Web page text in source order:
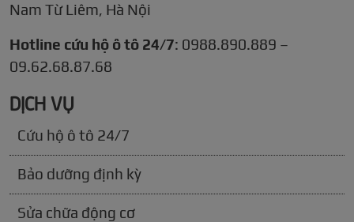
Nam Từ Liêm, Hà Nội
Hotline cứu hộ ô tô 24/7: 0988.890.889 –
09.62.68.87.68
DỊCH VỤ
Cứu hộ ô tô 24/7
Bảo dưỡng định kỳ
Sửa chữa động cơ